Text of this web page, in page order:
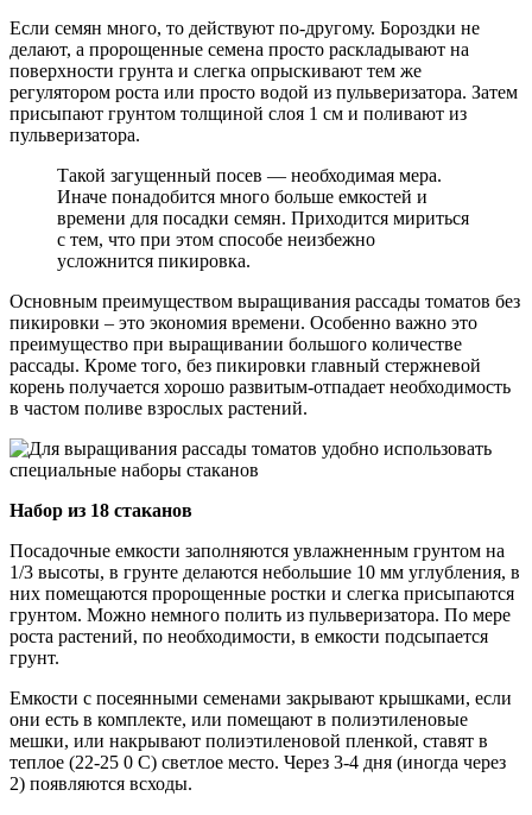
Если семян много, то действуют по-другому. Бороздки не
делают, а пророщенные семена просто раскладывают на
поверхности грунта и слегка опрыскивают тем же
регулятором роста или просто водой из пульверизатора. Затем
присыпают грунтом толщиной слоя 1 см и поливают из
пульверизатора.
Такой загущенный посев — необходимая мера.
Иначе понадобится много больше емкостей и
времени для посадки семян. Приходится мириться
с тем, что при этом способе неизбежно
усложнится пикировка.
Основным преимуществом выращивания рассады томатов без
пикировки – это экономия времени. Особенно важно это
преимущество при выращивании большого количестве
рассады. Кроме того, без пикировки главный стержневой
корень получается хорошо развитым-отпадает необходимость
в частом поливе взрослых растений.
Набор из 18 стаканов
Посадочные емкости заполняются увлажненным грунтом на
1/3 высоты, в грунте делаются небольшие 10 мм углубления, в
них помещаются пророщенные ростки и слегка присыпаются
грунтом. Можно немного полить из пульверизатора. По мере
роста растений, по необходимости, в емкости подсыпается
грунт.
Емкости с посеянными семенами закрывают крышками, если
они есть в комплекте, или помещают в полиэтиленовые
мешки, или накрывают полиэтиленовой пленкой, ставят в
теплое (22-25 0 С) светлое место. Через 3-4 дня (иногда через
2) появляются всходы.